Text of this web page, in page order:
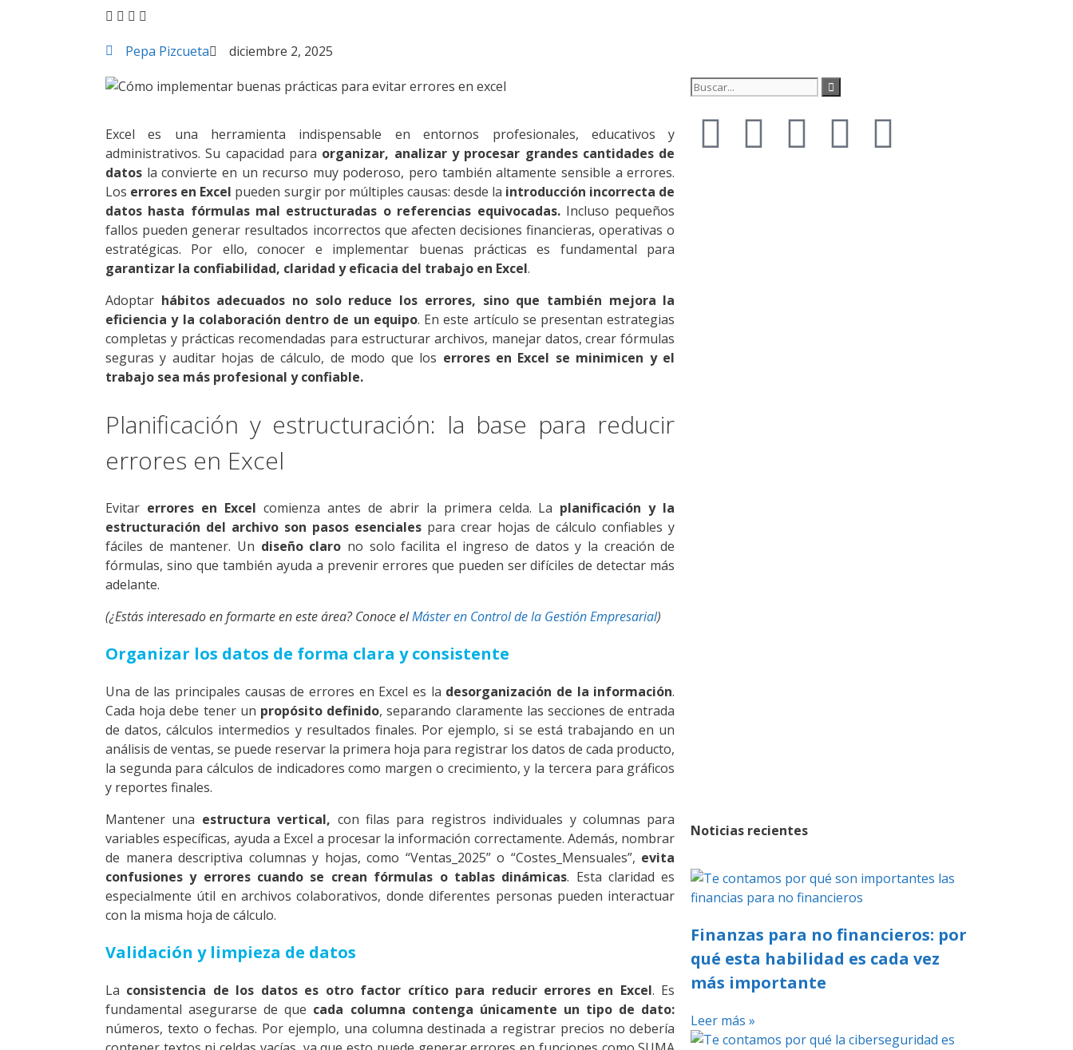
Pepa Pizcueta diciembre 2, 2025
Excel es una herramienta indispensable en entornos profesionales, educativos y
administrativos. Su capacidad para organizar, analizar y procesar grandes cantidades de
datos la convierte en un recurso muy poderoso, pero también altamente sensible a errores.
Los errores en Excel pueden surgir por múltiples causas: desde la introducción incorrecta de
datos hasta fórmulas mal estructuradas o referencias equivocadas.Incluso pequeños
fallos pueden generar resultados incorrectos que afecten decisiones financieras, operativas o
estratégicas. Por ello, conocer e implementar buenas prácticas es fundamental para
garantizar la confiabilidad, claridad y eficacia del trabajo en Excel.
Adoptar hábitos adecuados no solo reduce los errores, sino que también mejora la
eficiencia y la colaboración dentro de un equipo. En este artículo se presentan estrategias
completas y prácticas recomendadas para estructurar archivos, manejar datos, crear fórmulas
seguras y auditar hojas de cálculo, de modo que los errores en Excel se minimicen y el
trabajo sea más profesional y confiable.
Planificación y estructuración: la base para reducir
errores en Excel
Evitar errores en Excel comienza antes de abrir la primera celda. La planificación y la
estructuración del archivo son pasos esenciales para crear hojas de cálculo confiables y
fáciles de mantener. Un diseño claro no solo facilita el ingreso de datos y la creación de
fórmulas, sino que también ayuda a prevenir errores que pueden ser difíciles de detectar más
adelante.
(¿Estás interesado en formarte en este área? Conoce elMáster en Control de la Gestión Empresarial)
Organizar los datos de forma clara y consistente
Una de las principales causas de errores en Excel es la desorganización de la información.
Cada hoja debe tener un propósito definido, separando claramente las secciones de entrada
de datos, cálculos intermedios y resultados finales. Por ejemplo, si se está trabajando en un
análisis de ventas, se puede reservar la primera hoja para registrar los datos de cada producto,
la segunda para cálculos de indicadores como margen o crecimiento, y la tercera para gráficos
y reportes finales.
Mantener una estructura vertical, con filas para registros individuales y columnas para
variables específicas, ayuda a Excel a procesar la información correctamente. Además, nombrar
de manera descriptiva columnas y hojas, como “Ventas_2025” o “Costes_Mensuales”, evita
confusiones y errores cuando se crean fórmulas o tablas dinámicas. Esta claridad es
especialmente útil en archivos colaborativos, donde diferentes personas pueden interactuar
con la misma hoja de cálculo.
Validación y limpieza de datos
La consistencia de los datos es otro factor crítico para reducir errores en Excel. Es
fundamental asegurarse de que cada columna contenga únicamente un tipo de dato:
números, texto o fechas. Por ejemplo, una columna destinada a registrar precios no debería
Noticias recientes
Finanzas para no financieros: por
qué esta habilidad es cada vez
más importante
Leer más »